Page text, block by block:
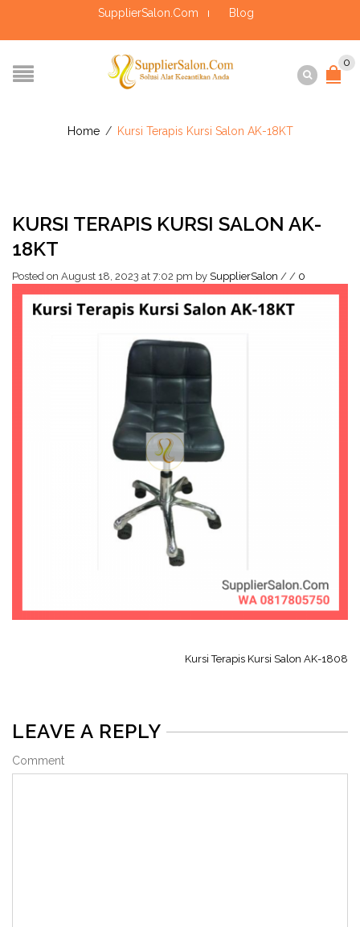
SupplierSalon.Com Blog
0
Home / Kursi Terapis Kursi Salon AK-18KT
KURSI TERAPIS KURSI SALON AK-
18KT
Posted on August 18, 2023 at 7:02 pm by SupplierSalon / / 0
Kursi Terapis Kursi Salon AK-1808
LEAVE A REPLY
Comment